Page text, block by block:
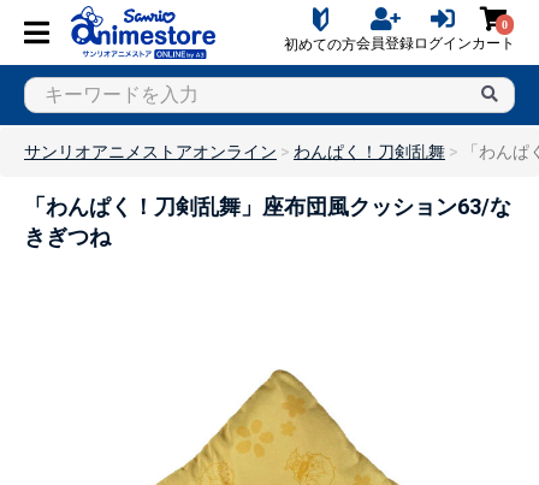
初めての方会員登録ログイン
0
カート
サンリオアニメストアオンライン わんぱく！刀剣乱舞 「わん
「わんぱく！刀剣乱舞」座布団風クッション63/な
きぎつね